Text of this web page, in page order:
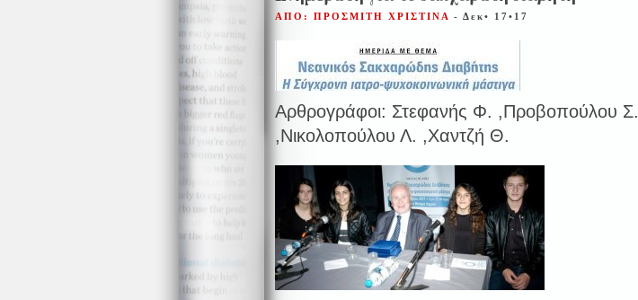
ΑΠΟ: ΠΡΟΣΜΙΤΗ ΧΡΙΣΤΙΝΑ - Δεκ• 17•17
Αρθρογράφοι: Στεφανής Φ. ,Προβοπούλου Σ.
,Νικολοπούλου Λ. ,Χαντζή Θ.